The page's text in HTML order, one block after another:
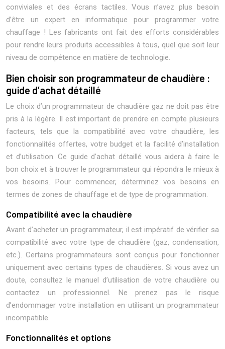
conviviales et des écrans tactiles. Vous n’avez plus besoin
d’être un expert en informatique pour programmer votre
chauffage ! Les fabricants ont fait des efforts considérables
pour rendre leurs produits accessibles à tous, quel que soit leur
niveau de compétence en matière de technologie.
Bien choisir son programmateur de chaudière :
guide d’achat détaillé
Le choix d’un programmateur de chaudière gaz ne doit pas être
pris à la légère. Il est important de prendre en compte plusieurs
facteurs, tels que la compatibilité avec votre chaudière, les
fonctionnalités offertes, votre budget et la facilité d’installation
et d’utilisation. Ce guide d’achat détaillé vous aidera à faire le
bon choix et à trouver le programmateur qui répondra le mieux à
vos besoins. Pour commencer, déterminez vos besoins en
termes de zones de chauffage et de type de programmation.
Compatibilité avec la chaudière
Avant d’acheter un programmateur, il est impératif de vérifier sa
compatibilité avec votre type de chaudière (gaz, condensation,
etc.). Certains programmateurs sont conçus pour fonctionner
uniquement avec certains types de chaudières. Si vous avez un
doute, consultez le manuel d’utilisation de votre chaudière ou
contactez un professionnel. Ne prenez pas le risque
d’endommager votre installation en utilisant un programmateur
incompatible.
Fonctionnalités et options